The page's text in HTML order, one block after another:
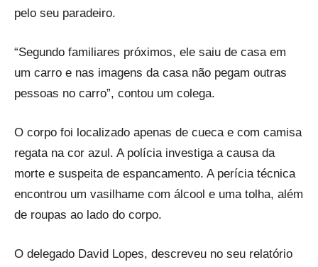
pelo seu paradeiro.
“Segundo familiares próximos, ele saiu de casa em
um carro e nas imagens da casa não pegam outras
pessoas no carro”, contou um colega.
O corpo foi localizado apenas de cueca e com camisa
regata na cor azul. A polícia investiga a causa da
morte e suspeita de espancamento. A perícia técnica
encontrou um vasilhame com álcool e uma tolha, além
de roupas ao lado do corpo.
O delegado David Lopes, descreveu no seu relatório